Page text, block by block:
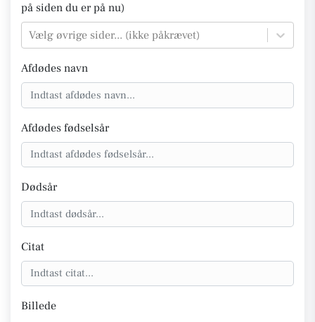
på siden du er på nu)
Vælg øvrige sider... (ikke påkrævet)
Afdødes navn
Afdødes fødselsår
Dødsår
Citat
Billede